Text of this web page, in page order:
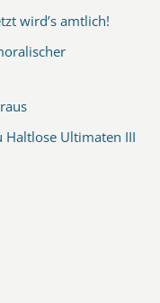
wird’s amtlich!
Haltlose Ultimaten III